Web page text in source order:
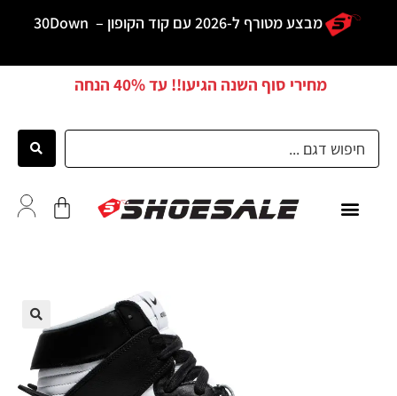
מבצע מטורף ל-2026 עם קוד הקופון – 30Down
מחירי סוף השנה הגיעו!! עד40% הנחה
🔍